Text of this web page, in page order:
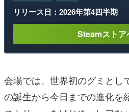
リリース日：2026年第4四半期
Steamストア
会場では、世界初のグミとし
の誕生から今日までの進化を